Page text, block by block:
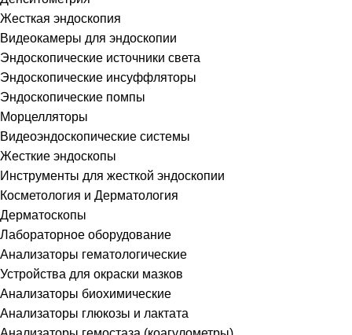
Жесткая эндоскопия
Видеокамеры для эндоскопии
Эндоскопические источники света
Эндоскопические инсуффляторы
Эндоскопические помпы
Морцелляторы
Видеоэндоскопические системы
Жесткие эндоскопы
Инструменты для жесткой эндоскопии
Косметология и Дерматология
Дерматоскопы
Лабораторное оборудование
Анализаторы гематологические
Устройства для окраски мазков
Анализаторы биохимические
Анализаторы глюкозы и лактата